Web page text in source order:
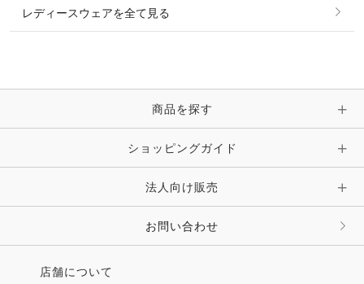
時計・財布・キーケース・革小物
キーホルダー・チャーム・ストラップ
その他 ファッション雑貨
ピン・ブローチ・コサージュ
その他 アクセサリー
レディースウェアを全て見る
商品を探す
ショッピングガイド
法人向け販売
お問い合わせ
店舗について